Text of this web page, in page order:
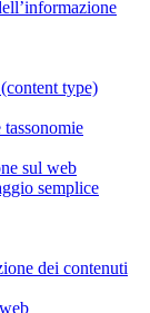
type)
sul web
semplice
dei contenuti